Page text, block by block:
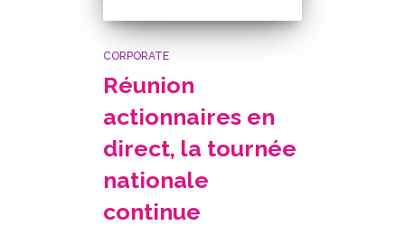
CORPORATE
Réunion
actionnaires en
direct, la tournée
nationale
continue